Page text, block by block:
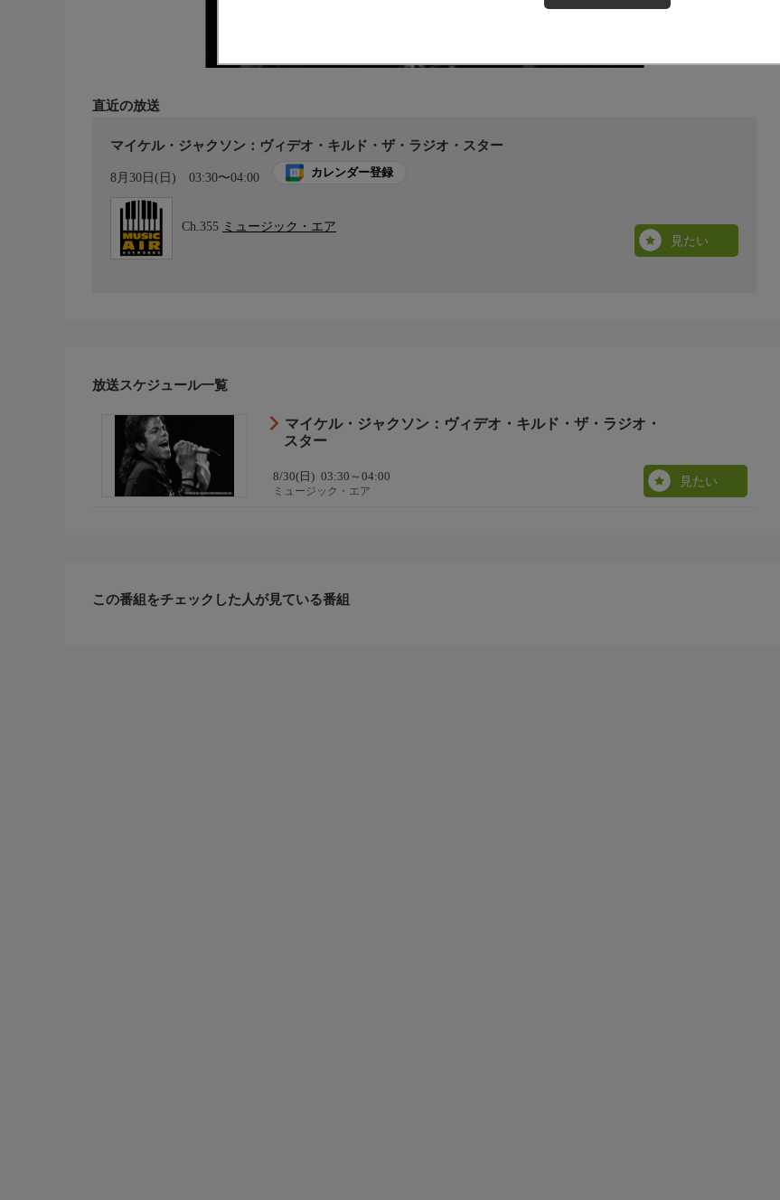
直近の放送
マイケル・ジャクソン：ヴィデオ・キルド・ザ・ラジオ・スター
8月30日(日) 03:30〜04:00 カレンダー登録
Ch.355 ミュージック・エア
見たい
放送スケジュール一覧
マイケル・ジャクソン：ヴィデオ・キルド・ザ・ラジオ・
スター
8/30(日) 03:30～04:00
ミュージック・エア
見たい
この番組をチェックした人が見ている番組